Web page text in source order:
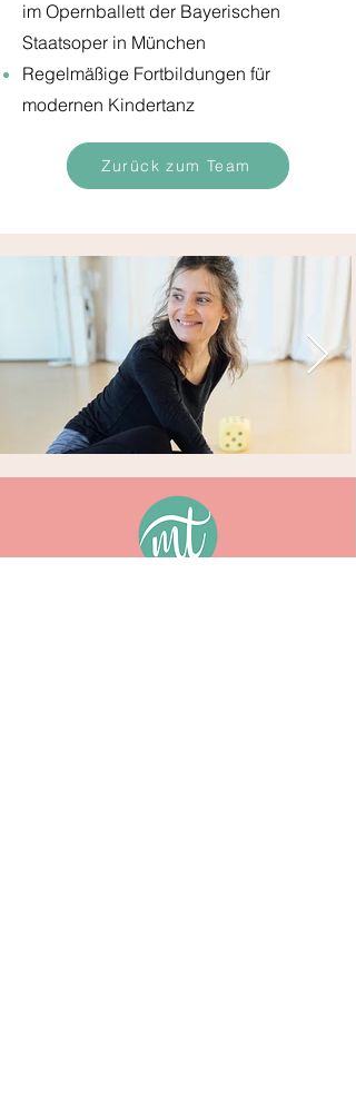
im Opernballett der Bayerischen
Staatsoper in München
Regelmäßige Fortbildungen für
modernen Kindertanz
Zurück zum Team